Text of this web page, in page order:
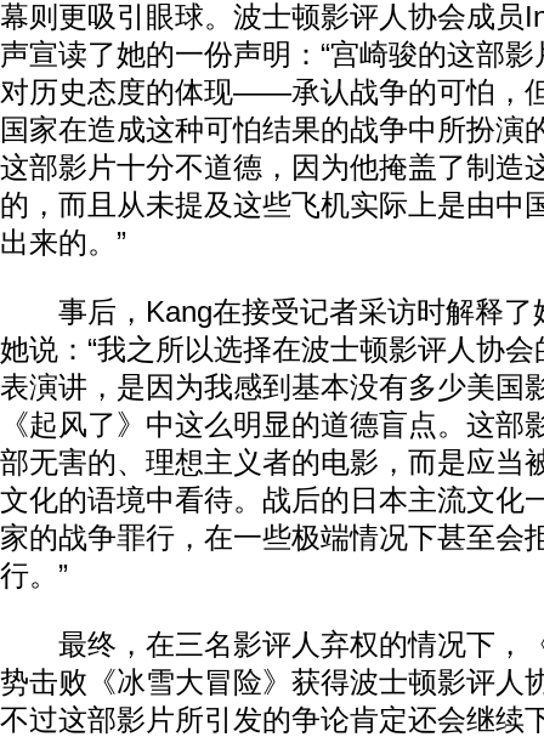
幕则更吸引眼球。波士顿影评人协会成员
声宣读了她的一份声明：“宫崎骏的这部
对历史态度的体现——承认战争的可怕，
国家在造成这种可怕结果的战争中所扮演
这部影片十分不道德，因为他掩盖了制造
的，而且从未提及这些飞机实际上是由中
出来的。”
事后，Kang在接受记者采访时解释了
她说：“我之所以选择在波士顿影评人协
表演讲，是因为我感到基本没有多少美国
《起风了》中这么明显的道德盲点。这部
部无害的、理想主义者的电影，而是应当
文化的语境中看待。战后的日本主流文化
家的战争罪行，在一些极端情况下甚至会
行。”
最终，在三名影评人弃权的情况下，
势击败《冰雪大冒险》获得波士顿影评人
不过这部影片所引发的争论肯定还会继续